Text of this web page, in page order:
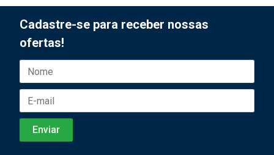
Cadastre-se para receber nossas
ofertas!